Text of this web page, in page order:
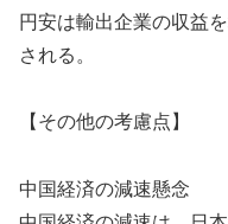
円安は輸出企業の収益
される。
【その他の考慮点】
中国経済の減速懸念